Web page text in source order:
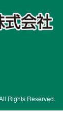
Rights Reserved.